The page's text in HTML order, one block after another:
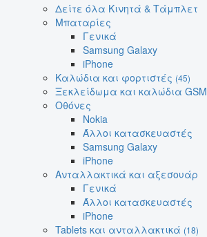
Δείτε όλα Κινητά & Τάμπλετ
Μπαταρίες
Γενικά
Samsung Galaxy
iPhone
Καλώδια και φορτιστές (45)
Ξεκλείδωμα και καλώδια GSM
Οθόνες
Nokia
Άλλοι κατασκευαστές
Samsung Galaxy
iPhone
Ανταλλακτικά και αξεσουάρ
Γενικά
Άλλοι κατασκευαστές
iPhone
Tablets και ανταλλακτικά (18)